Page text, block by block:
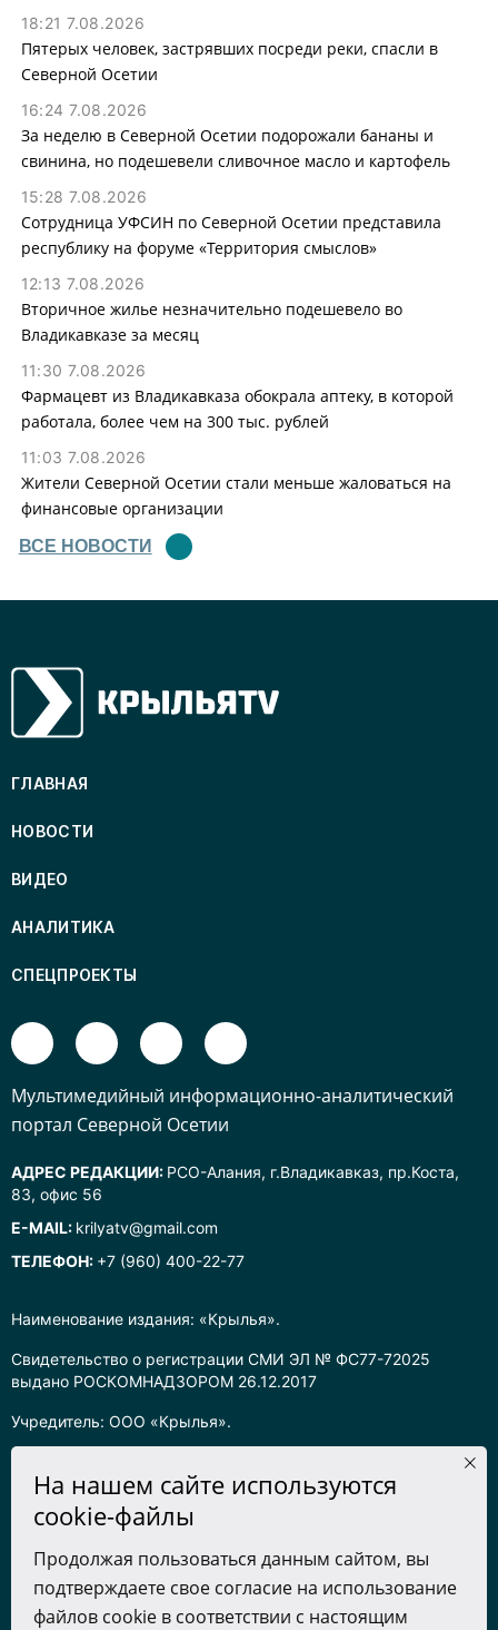
18:21 7.08.2026
Пятерых человек, застрявших посреди реки, спасли в
Северной Осетии
16:24 7.08.2026
За неделю в Северной Осетии подорожали бананы и
свинина, но подешевели сливочное масло и картофель
15:28 7.08.2026
Сотрудница УФСИН по Северной Осетии представила
республику на форуме «Территория смыслов»
12:13 7.08.2026
Вторичное жилье незначительно подешевело во
Владикавказе за месяц
11:30 7.08.2026
Фармацевт из Владикавказа обокрала аптеку, в которой
работала, более чем на 300 тыс. рублей
11:03 7.08.2026
Жители Северной Осетии стали меньше жаловаться на
финансовые организации
ВСЕ НОВОСТИ
Наименование издания: «Крылья».
Свидетельство о регистрации СМИ ЭЛ № ФС77-72025
выдано РОСКОМНАДЗОРОМ 26.12.2017
Учредитель: ООО «Крылья».
Информация на сайте предназначена для лиц старше 16 лет.
защищены в соответствии с российским законодательством
об интеллектуальной собственности. Любое использование
текстовых, фото, аудио и видеоматериалов возможно только
ГЛАВНАЯ
НОВОСТИ
ВИДЕО
АНАЛИТИКА
СПЕЦПРОЕКТЫ
Mультимедийный информационно-аналитический
портал Северной Осетии
АДРЕС РЕДАКЦИИ: РСО-Алания, г.Владикавказ, пр.Коста,
83, офис 56
E-MAIL: krilyatv@gmail.com
ТЕЛЕФОН: +7 (960) 400-22-77
На нашем сайте используются
cookie-файлы
Продолжая пользоваться данным сайтом, вы
подтверждаете свое согласие на использование
файлов cookie в соответствии с настоящим